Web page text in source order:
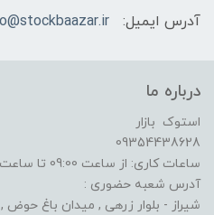
آدرس ایمیل:
درباره ما
استوک بازار
09354438628
ساعات کاری: از ساعت 09:00 تا ساعت 21:00
آدرس شعبه حضوری :
شیراز - بلوار زرهی , میدان باغ حوض ,